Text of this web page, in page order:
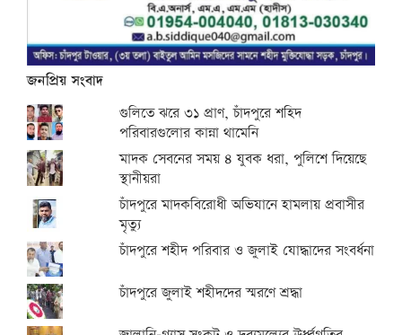
জনপ্রিয় সংবাদ
গুলিতে ঝরে ৩১ প্রাণ, চাঁদপুরে শহিদ
পরিবারগুলোর কান্না থামেনি
মাদক সেবনের সময় ৪ যুবক ধরা, পুলিশে দিয়েছে
স্থানীয়রা
চাঁদপুরে মাদকবিরোধী অভিযানে হামলায় প্রবাসীর
মৃত্যু
চাঁদপুরে শহীদ পরিবার ও জুলাই যোদ্ধাদের সংবর্ধনা
চাঁদপুরে জুলাই শহীদদের স্মরণে শ্রদ্ধা